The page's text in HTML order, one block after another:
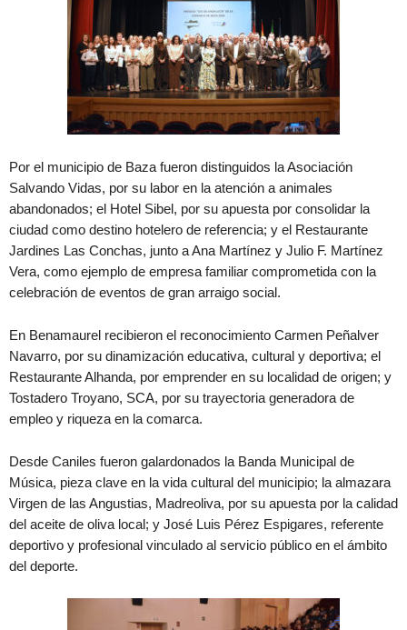
Por el municipio de Baza fueron distinguidos la Asociación
Salvando Vidas, por su labor en la atención a animales
abandonados; el Hotel Sibel, por su apuesta por consolidar la
ciudad como destino hotelero de referencia; y el Restaurante
Jardines Las Conchas, junto a Ana Martínez y Julio F. Martínez
Vera, como ejemplo de empresa familiar comprometida con la
celebración de eventos de gran arraigo social.
En Benamaurel recibieron el reconocimiento Carmen Peñalver
Navarro, por su dinamización educativa, cultural y deportiva; el
Restaurante Alhanda, por emprender en su localidad de origen; y
Tostadero Troyano, SCA, por su trayectoria generadora de
empleo y riqueza en la comarca.
Desde Caniles fueron galardonados la Banda Municipal de
Música, pieza clave en la vida cultural del municipio; la almazara
Virgen de las Angustias, Madreoliva, por su apuesta por la calidad
del aceite de oliva local; y José Luis Pérez Espigares, referente
deportivo y profesional vinculado al servicio público en el ámbito
del deporte.